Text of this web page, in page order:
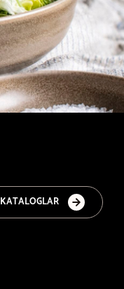
KATALOGLAR